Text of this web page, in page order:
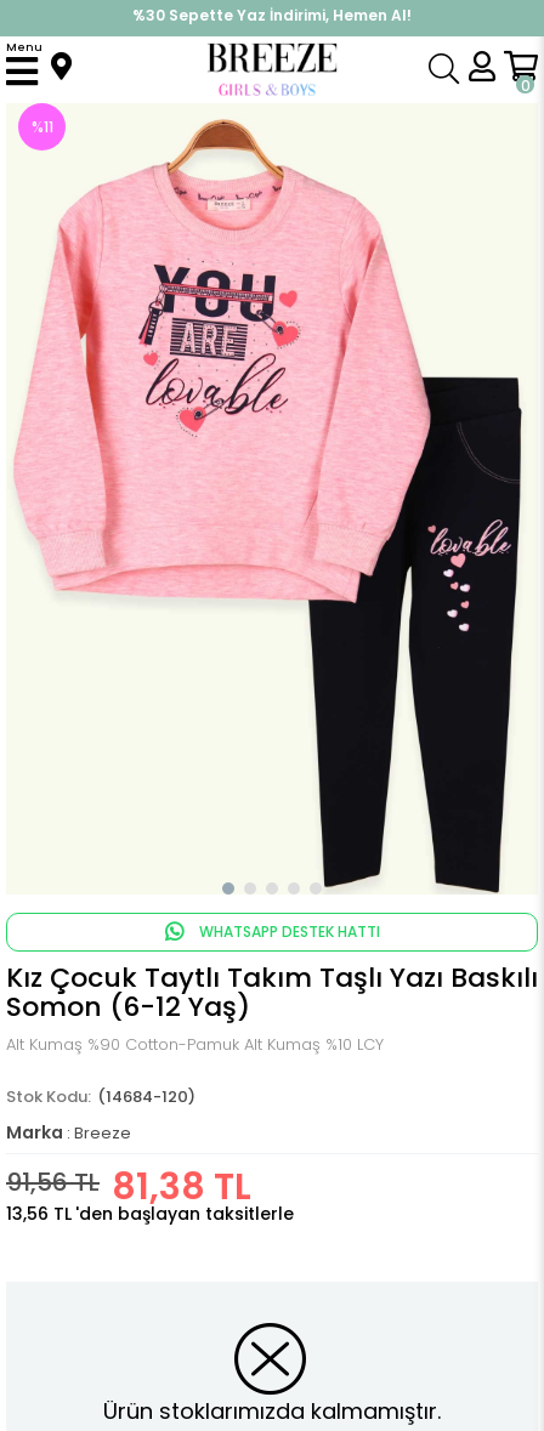
%30 Sepette Yaz İndirimi, Hemen Al!
İndirimlere ek %10 İndirimi Kap, Hemen Üye Ol!
0
Menu
Anasayfa Takımlar Tayt Takımı
%11
WHATSAPP DESTEK HATTI
Kız Çocuk Taytlı Takım Taşlı Yazı Baskılı
Somon (6-12 Yaş)
Alt Kumaş %90 Cotton-Pamuk Alt Kumaş %10 LCY
(14684-120)
Marka : Breeze
91,56 TL 81,38 TL
13,56 TL 'den başlayan taksitlerle
Ürün stoklarımızda kalmamıştır.